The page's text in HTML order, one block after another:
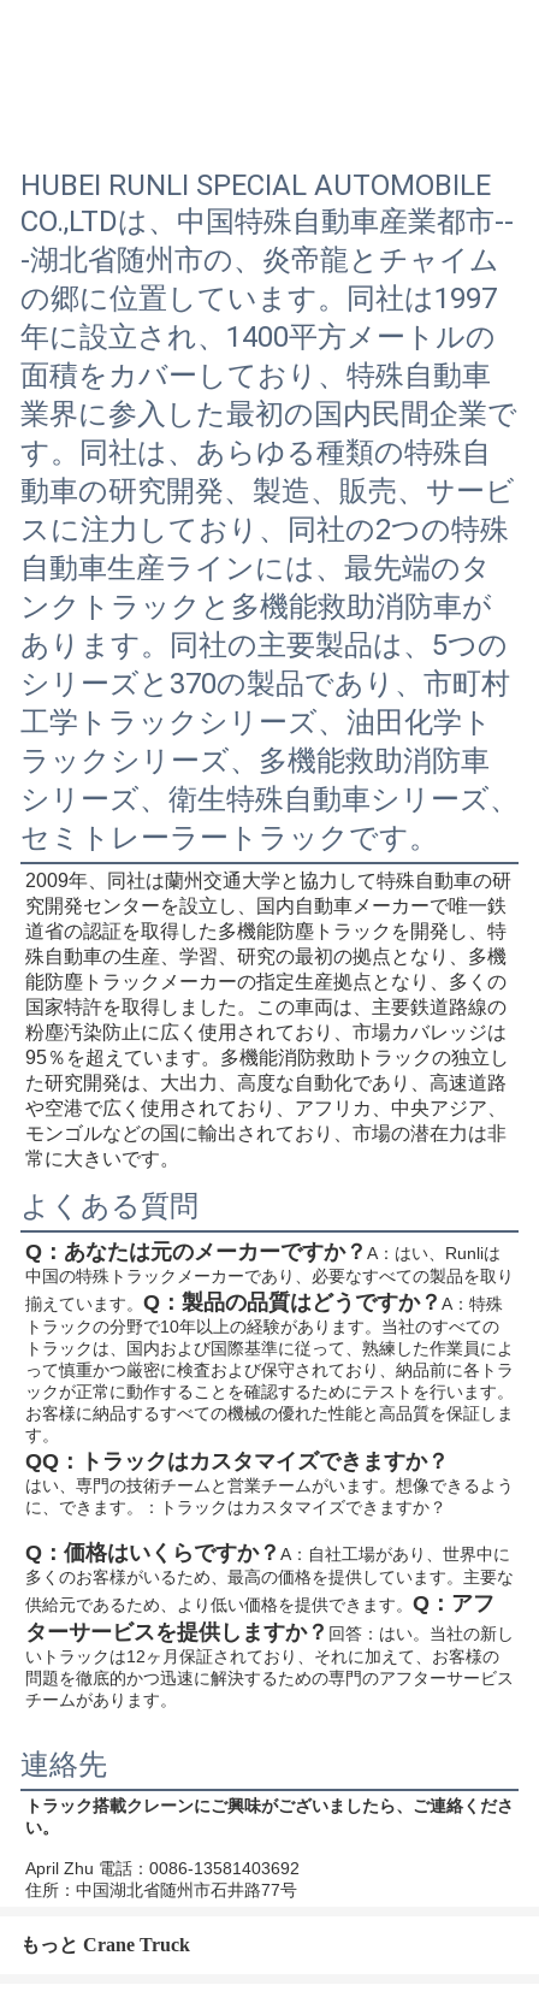
HUBEI RUNLI SPECIAL AUTOMOBILE
CO.,LTDは、中国特殊自動車産業都市--
-湖北省随州市の、炎帝龍とチャイム
の郷に位置しています。同社は1997
年に設立され、1400平方メートルの
面積をカバーしており、特殊自動車
業界に参入した最初の国内民間企業で
す。同社は、あらゆる種類の特殊自
動車の研究開発、製造、販売、サービ
スに注力しており、同社の2つの特殊
自動車生産ラインには、最先端のタ
ンクトラックと多機能救助消防車が
あります。同社の主要製品は、5つの
シリーズと370の製品であり、市町村
工学トラックシリーズ、油田化学ト
ラックシリーズ、多機能救助消防車
シリーズ、衛生特殊自動車シリーズ、
セミトレーラートラックです。
2009年、同社は蘭州交通大学と協力して特殊自動車の研
究開発センターを設立し、国内自動車メーカーで唯一鉄
道省の認証を取得した多機能防塵トラックを開発し、特
殊自動車の生産、学習、研究の最初の拠点となり、多機
能防塵トラックメーカーの指定生産拠点となり、多くの
国家特許を取得しました。この車両は、主要鉄道路線の
粉塵汚染防止に広く使用されており、市場カバレッジは
95％を超えています。多機能消防救助トラックの独立し
た研究開発は、大出力、高度な自動化であり、高速道路
や空港で広く使用されており、アフリカ、中央アジア、
モンゴルなどの国に輸出されており、市場の潜在力は非
常に大きいです。
よくある質問
Q：あなたは元のメーカーですか？ A：はい、Runliは
中国の特殊トラックメーカーであり、必要なすべての製品を取り
揃えています。 Q：製品の品質はどうですか？ A：特殊
トラックの分野で10年以上の経験があります。当社のすべての
トラックは、国内および国際基準に従って、熟練した作業員によ
って慎重かつ厳密に検査および保守されており、納品前に各トラ
ックが正常に動作することを確認するためにテストを行います。
お客様に納品するすべての機械の優れた性能と高品質を保証しま
す。
QQ：トラックはカスタマイズできますか？
はい、専門の技術チームと営業チームがいます。想像できるよう
に、できます。
：トラックはカスタマイズできますか？
Q：価格はいくらですか？ A：自社工場があり、世界中に
多くのお客様がいるため、最高の価格を提供しています。主要な
供給元であるため、より低い価格を提供できます。 Q：アフ
ターサービスを提供しますか？ 回答：はい。当社の新し
いトラックは12ヶ月保証されており、それに加えて、お客様の
問題を徹底的かつ迅速に解決するための専門のアフターサービス
チームがあります。
連絡先
トラック搭載クレーンにご興味がございましたら、ご連絡くださ
い。
April Zhu 電話：0086-13581403692
住所：中国湖北省随州市石井路77号
もっと Crane Truck